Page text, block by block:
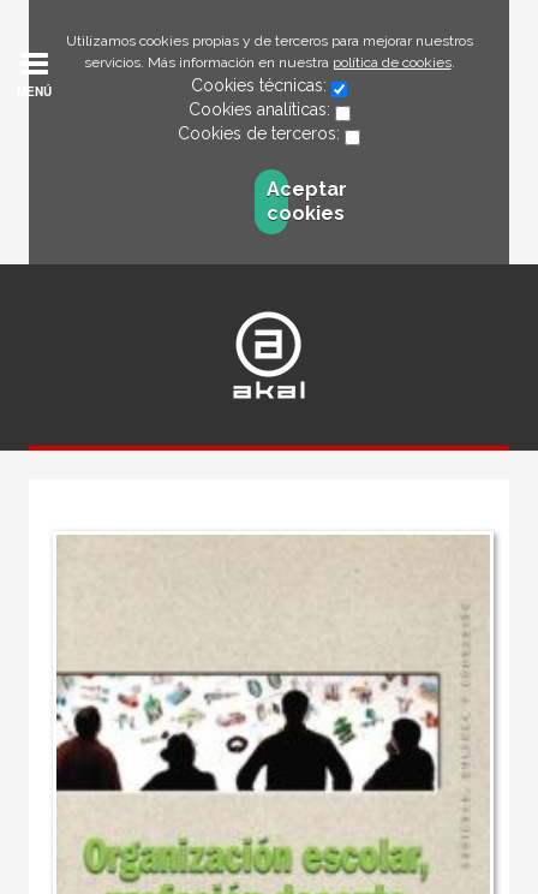
Utilizamos cookies propias y de terceros para mejorar nuestros
servicios. Más información en nuestra política de cookies.
Cookies técnicas:
Cookies analíticas:
Cookies de terceros:
Aceptar
cookies
MENÚ